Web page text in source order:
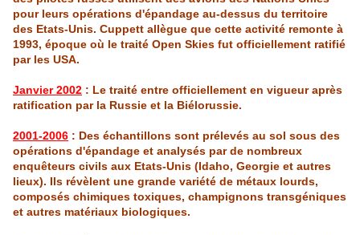
pour leurs opérations d'épandage au-dessus du territoire
des Etats-Unis. Cuppett allègue que cette activité remonte à
1993, époque où le traité Open Skies fut officiellement ratifié
par les USA.
Janvier 2002 : Le traité entre officiellement en vigueur après
ratification par la Russie et la Biélorussie.
2001-2006 : Des échantillons sont prélevés au sol sous des
opérations d'épandage et analysés par de nombreux
enquêteurs civils aux Etats-Unis (Idaho, Georgie et autres
lieux). Ils révèlent une grande variété de métaux lourds,
composés chimiques toxiques, champignons transgéniques
et autres matériaux biologiques.